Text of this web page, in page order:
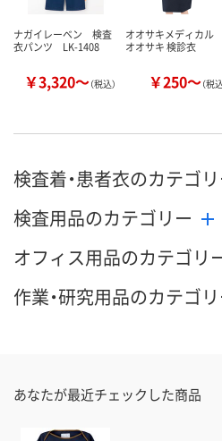
ナガイレーベン 検査
衣パンツ LK-1408
￥3,320～（税込）
オオサキメディカル
オオサキ 検診衣
￥250～（税
検査着・患者衣のカテゴ
検査用品のカテゴリー
オフィス用品のカテゴリ
作業・研究用品のカテゴ
あなたが最近チェックした商品